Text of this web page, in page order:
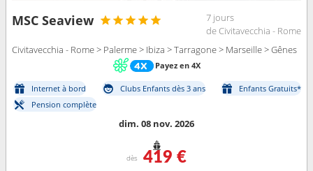
MSC Seaview
7 jours
de Civitavecchia - Rome
Civitavecchia - Rome > Palerme > Ibiza > Tarragone > Marseille > Gênes
Payez en 4X
Internet à bord Clubs Enfants dès 3 ans
Enfants Gratuits*
Pension complète
dim. 08 nov. 2026
dès 419 €